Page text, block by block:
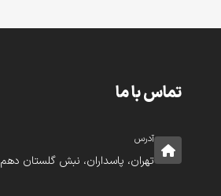
تماس با ما
آدرس
تهران، پاسداران، نبش گلستان دهم